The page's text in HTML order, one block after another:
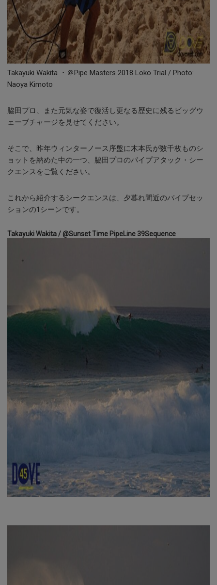
Takayuki Wakita ・＠Pipe Masters 2018 Loko Trial / Photo:
Naoya Kimoto
脇田プロ、また元気な姿で復活し更なる歴史に残るビッグウ
ェーブチャージを見せてください。
そこで、昨年ウィンターノース序盤に木本氏が数千枚ものシ
ョットを納めた中の一つ、脇田プロのパイプアタック・シー
クエンスをご覧ください。
これから紹介するシークエンスは、夕暮れ間近のパイプセッ
ションの1シーンです。
Takayuki Wakita / @Sunset Time PipeLine 39Sequence